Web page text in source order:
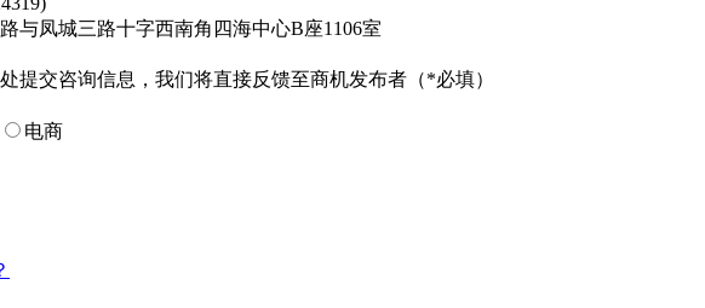
与凤城三路十字西南角四海中心B座1106室
提交咨询信息，我们将直接反馈至商机发布者（*必填）
电商